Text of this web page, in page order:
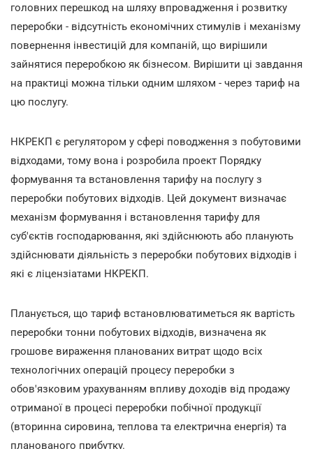
головних перешкод на шляху впровадження і розвитку
переробки - відсутність економічних стимулів і механізму
повернення інвестицій для компаній, що вирішили
зайнятися переробкою як бізнесом. Вирішити ці завдання
на практиці можна тільки одним шляхом - через тариф на
цю послугу.
НКРЕКП є регулятором у сфері поводження з побутовими
відходами, тому вона і розробила проект Порядку
формування та встановлення тарифу на послугу з
переробки побутових відходів. Цей документ визначає
механізм формування і встановлення тарифу для
суб'єктів господарювання, які здійснюють або планують
здійснювати діяльність з переробки побутових відходів і
які є ліцензіатами НКРЕКП.
Планується, що тариф встановлюватиметься як вартість
переробки тонни побутових відходів, визначена як
грошове вираження планованих витрат щодо всіх
технологічних операцій процесу переробки з
обов'язковим урахуванням впливу доходів від продажу
отриманої в процесі переробки побічної продукції
(вторинна сировина, теплова та електрична енергія) та
планованого прибутку.